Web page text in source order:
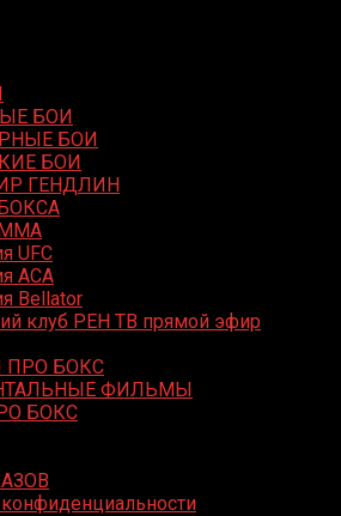
БОИ
БОИ
БОИ
ГЕНДЛИН
UFC
ACA
Bellator
клуб РЕН ТВ прямой эфир
БОКС
ФИЛЬМЫ
БОКС